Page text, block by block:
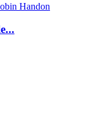
Handon